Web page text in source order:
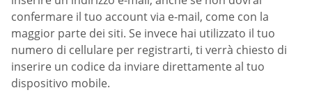
confermare il tuo account via e-mail, come con la
maggior parte dei siti. Se invece hai utilizzato il tuo
numero di cellulare per registrarti, ti verrà chiesto di
inserire un codice da inviare direttamente al tuo
dispositivo mobile.